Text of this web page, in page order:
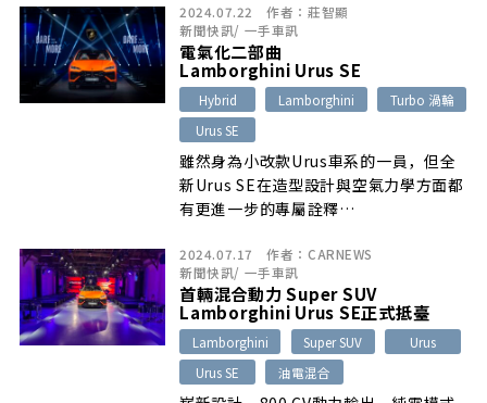
新地標 Fubon Art Pavilion（富邦美術
館附屬商業棟），舉辦一場完整呈現
Lamborghini 最新世代電能化產品陣容
的品牌展示。
2024.07.22 作者： 莊智顯
新聞快訊/ 一手車訊
電氣化二部曲
Lamborghini Urus SE
Hybrid Lamborghini
Turbo 渦輪
Urus SE
雖然身為小改款Urus車系的一員，但全
新Urus SE在造型設計與空氣力學方面都
有更進一步的專屬詮釋…
2024.07.17 作者： CARNEWS
新聞快訊/ 一手車訊
首輛混合動力 Super SUV
Lamborghini Urus SE正式抵臺
Lamborghini Super SUV
Urus
Urus SE
油電混合